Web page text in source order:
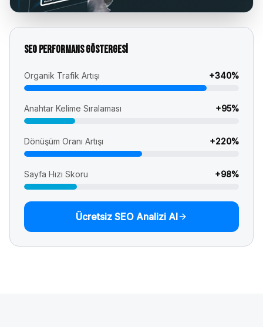
SEO Performans Göstergesi
Organik Trafik Artışı +340%
Anahtar Kelime Sıralaması +95%
Dönüşüm Oranı Artışı +220%
Sayfa Hızı Skoru +98%
Ücretsiz SEO Analizi Al